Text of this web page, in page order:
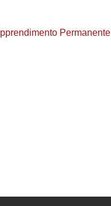
Permanente